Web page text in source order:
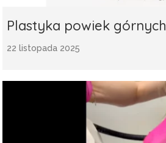
Plastyka powiek górnych
22 listopada 2025